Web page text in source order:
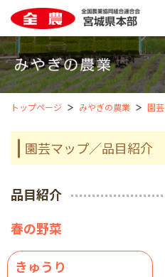
トップページ みやぎの農業 園芸
園芸マップ／品目紹介
品目紹介
春の野菜
きゅうり